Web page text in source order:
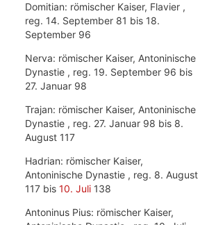
Domitian: römischer Kaiser, Flavier ,
reg. 14. September 81 bis 18.
September 96
Nerva: römischer Kaiser, Antoninische
Dynastie , reg. 19. September 96 bis
27. Januar 98
Trajan: römischer Kaiser, Antoninische
Dynastie , reg. 27. Januar 98 bis 8.
August 117
Hadrian: römischer Kaiser,
Antoninische Dynastie , reg. 8. August
117 bis 10. Juli 138
Antoninus Pius: römischer Kaiser,